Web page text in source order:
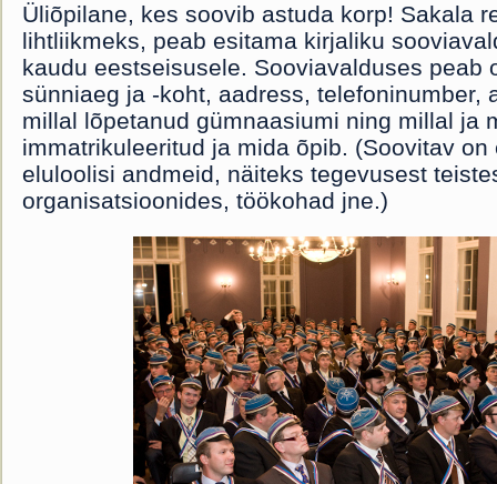
Üliõpilane, kes soovib astuda korp! Sakala
lihtliikmeks, peab esitama kirjaliku
kaudu eestseisusele. Sooviavalduses peab
sünniaeg ja -koht, aadress, telefoninumber,
millal lõpetanud gümnaasiumi ning millal ja
immatrikuleeritud ja mida õpib. (Soovitav
eluloolisi andmeid, näiteks tegevusest
organisatsioonides, töökohad jne.)